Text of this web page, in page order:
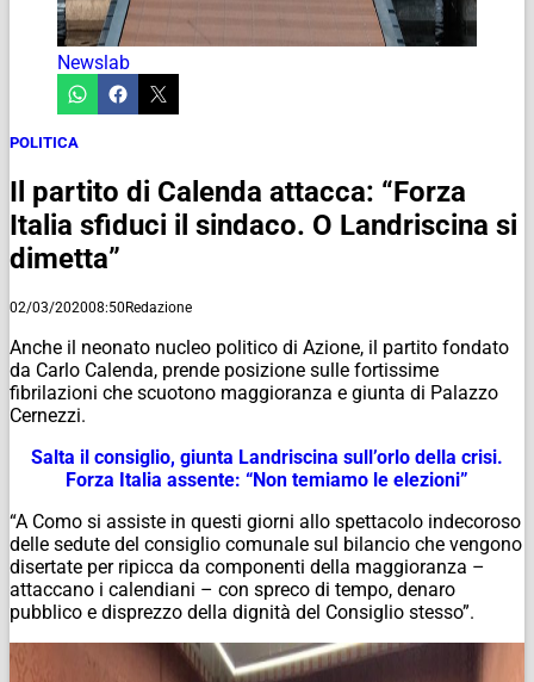
Newslab
POLITICA
Il partito di Calenda attacca: “Forza
Italia sfiduci il sindaco. O Landriscina si
dimetta”
02/03/202008:50Redazione
Anche il neonato nucleo politico di Azione, il partito fondato
da Carlo Calenda, prende posizione sulle fortissime
fibrilazioni che scuotono maggioranza e giunta di Palazzo
Cernezzi.
Salta il consiglio, giunta Landriscina sull’orlo della crisi.
Forza Italia assente: “Non temiamo le elezioni”
“A Como si assiste in questi giorni allo spettacolo indecoroso
delle sedute del consiglio comunale sul bilancio che vengono
disertate per ripicca da componenti della maggioranza –
attaccano i calendiani – con spreco di tempo, denaro
pubblico e disprezzo della dignità del Consiglio stesso”.